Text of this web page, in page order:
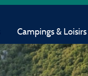
Campings &